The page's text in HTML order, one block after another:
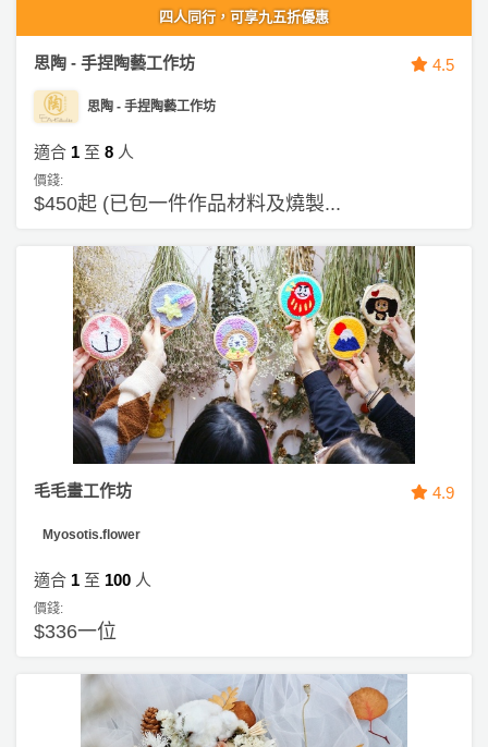
四人同行，可享九五折優惠
思陶 - 手捏陶藝工作坊 4.5
思陶 - 手捏陶藝工作坊
適合 1 至 8 人
價錢:
$450起 (已包一件作品材料及燒製...
毛毛畫工作坊 4.9
Myosotis.flower
適合 1 至 100 人
價錢:
$336一位